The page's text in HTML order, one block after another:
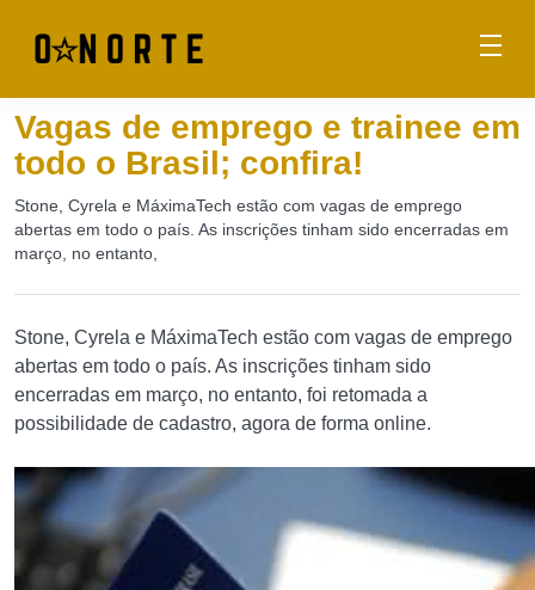
Vagas de emprego e trainee em
todo o Brasil; confira!
Stone, Cyrela e MáximaTech estão com vagas de emprego
abertas em todo o país. As inscrições tinham sido encerradas em
março, no entanto,
Stone, Cyrela e MáximaTech estão com vagas de emprego
abertas em todo o país. As inscrições tinham sido
encerradas em março, no entanto, foi retomada a
possibilidade de cadastro, agora de forma online.